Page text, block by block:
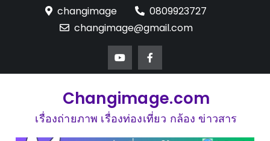
changimage
0809923727
changimage@gmail.com
Changimage.com
เรื่องถ่ายภาพ เรื่องท่องเที่ยว กล้อง ข่าวสาร